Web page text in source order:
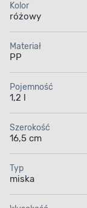
Kolor
różowy
Materiał
PP
Pojemność
1,2 l
Szerokość
16,5 cm
Typ
miska